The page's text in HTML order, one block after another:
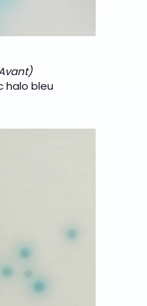
halo bleu
image"
back-2-2.jpg"
plus cauris"
plus cauris"